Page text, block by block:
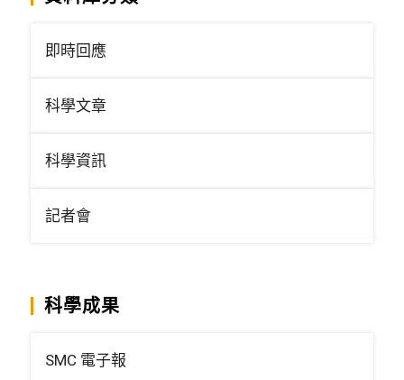
即時回應
科學文章
科學資訊
記者會
科學成果
SMC 電子報